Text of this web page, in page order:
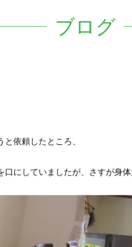
ブログ
依頼したところ、
にしていましたが、さすが身